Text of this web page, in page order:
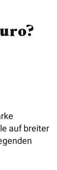
auf breiter